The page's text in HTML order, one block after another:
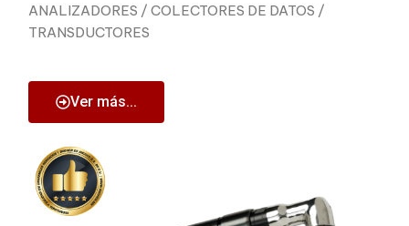
ANALIZADORES / COLECTORES DE DATOS /
TRANSDUCTORES
Ver más...